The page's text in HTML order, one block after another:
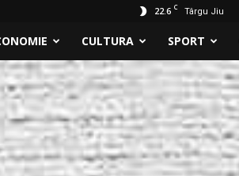
22.6 C Târgu Jiu
CULTURA SPORT